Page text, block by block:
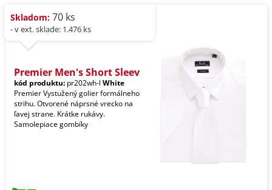
Skladom: 70 ks
- v ext. sklade: 1.476 ks
Premier Men's Short Sleev
kód produktu: pr202wh-l White
Premier Vystužený golier formálneho
strihu. Otvorené náprsné vrecko na
ľavej strane. Krátke rukávy.
Samolepiace gombíky